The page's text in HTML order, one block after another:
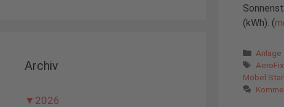
(kWh). (
Anlage
AeroFix
Möbel
Archiv
▼ 2026